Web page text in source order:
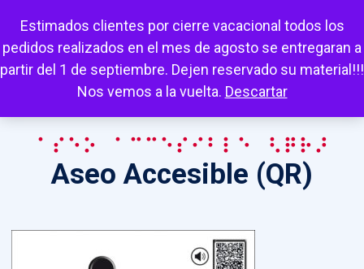
Estimados clientes por cierre vacacional todos los
pedidos realizados en el mes de agosto se entregaran a
partir del 1 de septiembre. Dejen reservado su material!!!
Nos vemos a la vuelta. Descartar
Mi cuenta Carrito Favoritos Escuchar
Aseo Accesible (QR)
Aseo Accesible (QR)